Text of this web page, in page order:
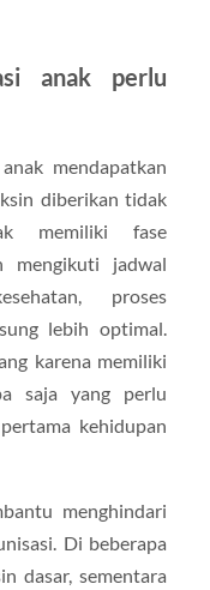
anak perlu
mendapatkan
diberikan tidak
memiliki fase
mengikuti jadwal
proses
lebih optimal.
karena memiliki
saja yang perlu
kehidupan
menghindari
Di beberapa
dasar, sementara